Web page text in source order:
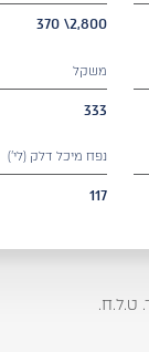
2,800\ 370
משקל
333
נפח מיכל דלק (לי')
117